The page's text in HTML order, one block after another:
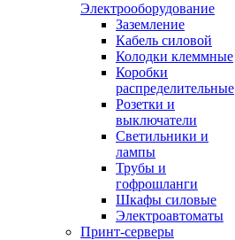
Электрооборудование
Заземление
Кабель силовой
Колодки клеммные
Коробки
распределительные
Розетки и
выключатели
Светильники и
лампы
Трубы и
гофрошланги
Шкафы силовые
Электроавтоматы
Принт-серверы